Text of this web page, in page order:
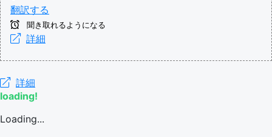
翻訳する
聞き取れるようになる
詳細
詳細
loading!
Loading...